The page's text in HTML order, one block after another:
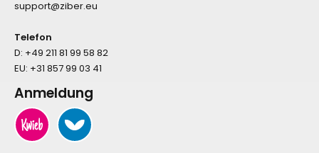
support@ziber.eu
Telefon
D: +49 211 81 99 58 82
EU: +31 857 99 03 41
Anmeldung